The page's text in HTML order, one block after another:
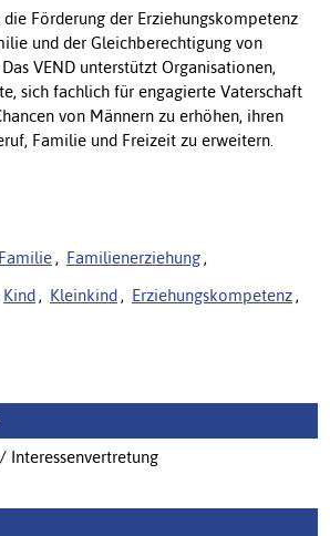
die Förderung der Erziehungskompetenz
und der Gleichberechtigung von
VEND unterstützt Organisationen,
sich fachlich für engagierte Vaterschaft
von Männern zu erhöhen, ihren
Familie und Freizeit zu erweitern.
Familie , Familienerziehung ,
Kind , Kleinkind , Erziehungskompetenz ,
Interessenvertretung